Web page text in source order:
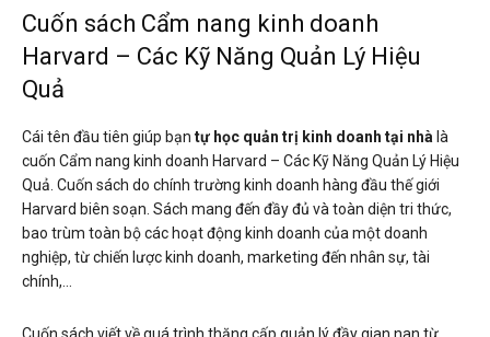
Cuốn sách Cẩm nang kinh doanh
Harvard – Các Kỹ Năng Quản Lý Hiệu
Quả
Cái tên đầu tiên giúp bạn tự học quản trị kinh doanh tại nhà là
cuốn Cẩm nang kinh doanh Harvard – Các Kỹ Năng Quản Lý Hiệu
Quả. Cuốn sách do chính trường kinh doanh hàng đầu thế giới
Harvard biên soạn. Sách mang đến đầy đủ và toàn diện tri thức,
bao trùm toàn bộ các hoạt động kinh doanh của một doanh
nghiệp, từ chiến lược kinh doanh, marketing đến nhân sự, tài
chính,…
Cuốn sách viết về quá trình thăng cấp quản lý đầy gian nan từ